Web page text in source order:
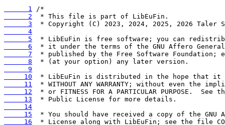
      1
      2
      3
      4
      5
      6
      7
      8
      9
     10
     11
     12
     13
     14
     15
     16